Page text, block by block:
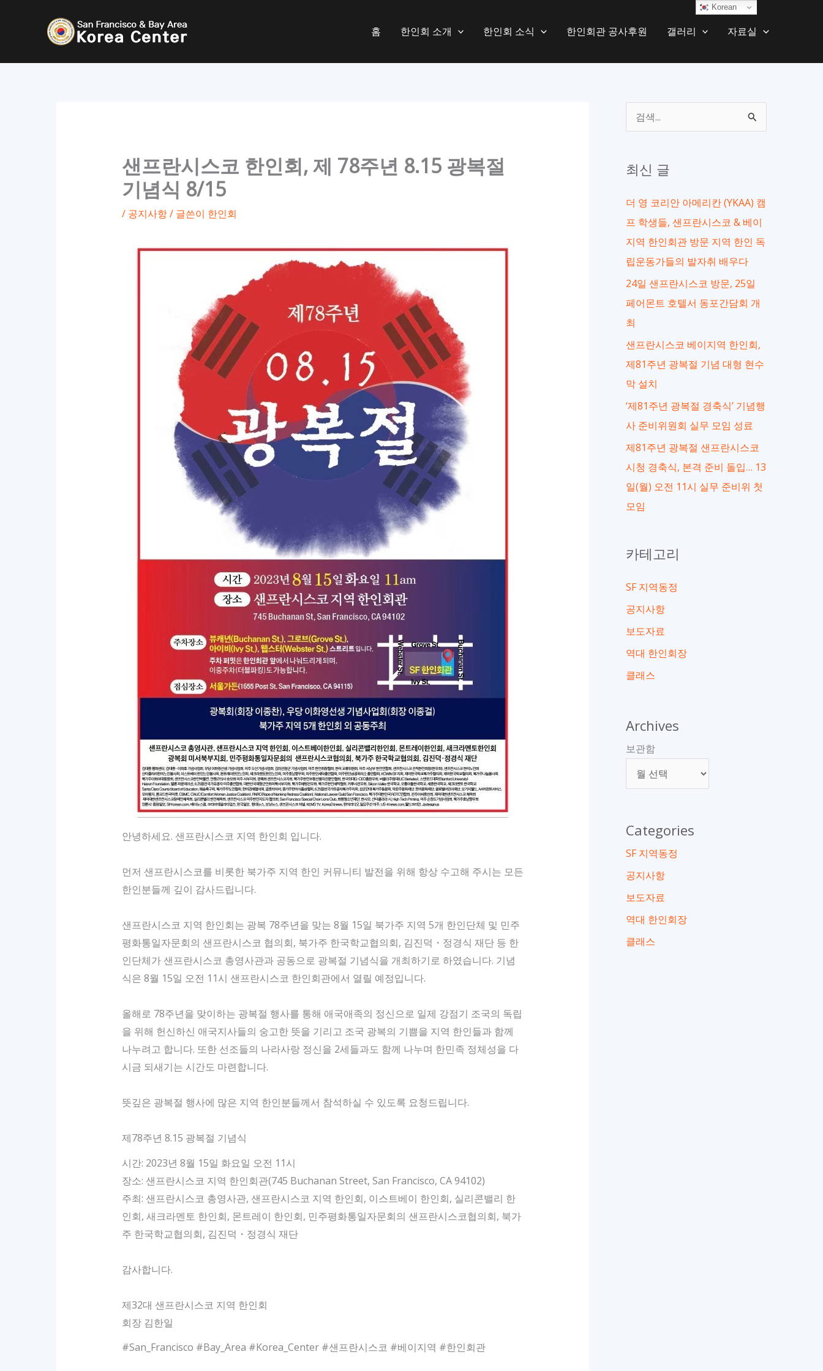
로
홈 한인회 소개 한인회 소식 한인회관 공사후원 갤러리 자료실
샌프란시스코 한인회, 제 78주년 8.15 광복절
기념식 8/15
/ 공지사항/ 글쓴이 한인회
안녕하세요. 샌프란시스코 지역 한인회 입니다.
먼저 샌프란시스코를 비롯한 북가주 지역 한인 커뮤니티 발전을 위해 항상 수고해 주시는 모든
한인분들께 깊이 감사드립니다.
샌프란시스코 지역 한인회는 광복 78주년을 맞는 8월 15일 북가주 지역 5개 한인단체 및 민주
평화통일자문회의 샌프란시스코 협의회, 북가주 한국학교협의회, 김진덕・정경식 재단 등 한
인단체가 샌프란시스코 총영사관과 공동으로 광복절 기념식을 개최하기로 하였습니다. 기념
식은 8월 15일 오전 11시 샌프란시스코 한인회관에서 열릴 예정입니다.
올해로 78주년을 맞이하는 광복절 행사를 통해 애국애족의 정신으로 일제 강점기 조국의 독립
을 위해 헌신하신 애국지사들의 숭고한 뜻을 기리고 조국 광복의 기쁨을 지역 한인들과 함께
나누려고 합니다. 또한 선조들의 나라사랑 정신을 2세들과도 함께 나누며 한민족 정체성을 다
시금 되새기는 시간도 마련합니다.
뜻깊은 광복절 행사에 많은 지역 한인분들께서 참석하실 수 있도록 요청드립니다.
제78주년 8.15 광복절 기념식
시간: 2023년 8월 15일 화요일 오전 11시
장소: 샌프란시스코 지역 한인회관(745 Buchanan Street, San Francisco, CA 94102)
주최: 샌프란시스코 총영사관, 샌프란시스코 지역 한인회, 이스트베이 한인회, 실리콘밸리 한
인회, 새크라멘토 한인회, 몬트레이 한인회, 민주평화통일자문회의 샌프란시스코협의회, 북가
주 한국학교협의회, 김진덕・정경식 재단
감사합니다.
제32대 샌프란시스코 지역 한인회
회장 김한일
#San_Francisco #Bay_Area #Korea_Center #샌프란시스코 #베이지역 #한인회관
색
상
최신 글
더 영 코리안 아메리칸 (YKAA) 캠
프 학생들, 샌프란시스코 & 베이
지역 한인회관 방문 지역 한인 독
립운동가들의 발자취 배우다
24일 샌프란시스코 방문, 25일
페어몬트 호텔서 동포간담회 개
최
샌프란시스코 베이지역 한인회,
제81주년 광복절 기념 대형 현수
막 설치
‘제81주년 광복절 경축식’ 기념행
사 준비위원회 실무 모임 성료
제81주년 광복절 샌프란시스코
시청 경축식, 본격 준비 돌입… 13
일(월) 오전 11시 실무 준비위 첫
모임
카테고리
SF 지역동정
공지사항
보도자료
역대 한인회장
클래스
Archives
보관함
Categories
SF 지역동정
공지사항
보도자료
역대 한인회장
클래스
Korean